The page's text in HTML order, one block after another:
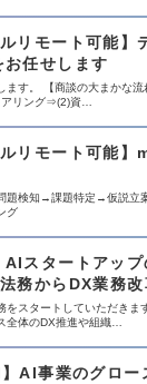
リモート可能】
任せします
ます。 【商談の大まかな
リング⇒(2)資…
リモート可能】
題検知→課題特定→仮説立
グ
AIスタートアッ
務からDX業務改
をスタートしていただきま
全体のDX推進や組織…
AI事業のグロー